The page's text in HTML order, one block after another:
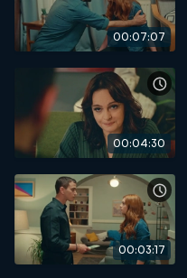
00:07:07
00:04:30
00:03:17